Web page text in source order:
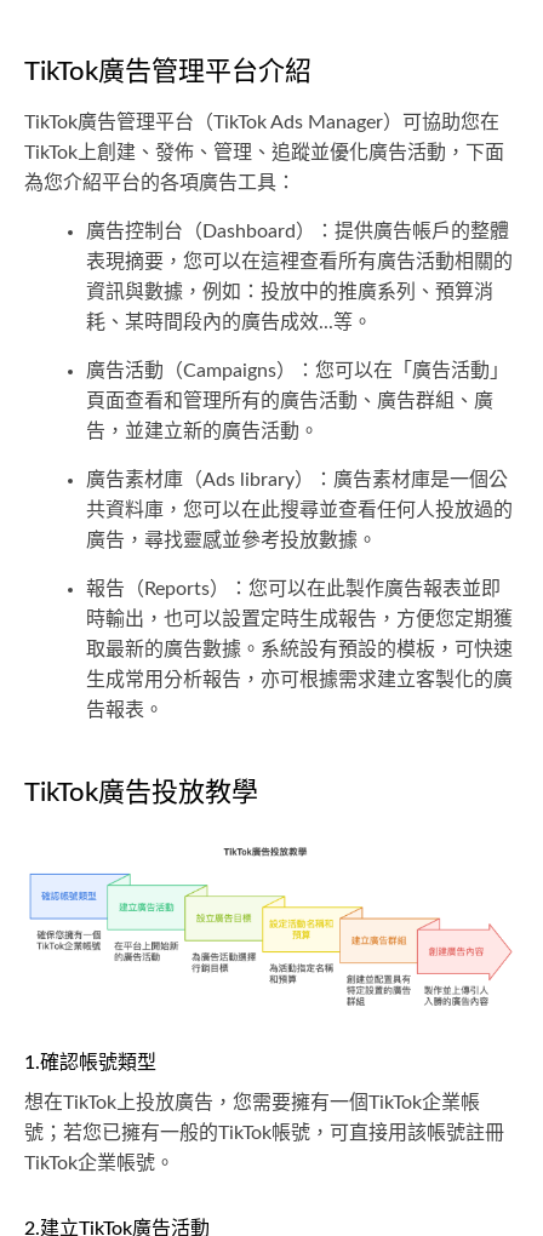
TikTok廣告管理平台介紹
TikTok廣告管理平台（TikTok Ads Manager）可協助您在
TikTok上創建、發佈、管理、追蹤並優化廣告活動，下面
為您介紹平台的各項廣告工具：
廣告控制台（Dashboard）：提供廣告帳戶的整體
表現摘要，您可以在這裡查看所有廣告活動相關的
資訊與數據，例如：投放中的推廣系列、預算消
耗、某時間段內的廣告成效...等。
廣告活動（Campaigns）：您可以在「廣告活動」
頁面查看和管理所有的廣告活動、廣告群組、廣
告，並建立新的廣告活動。
廣告素材庫（Ads library）：廣告素材庫是一個公
共資料庫，您可以在此搜尋並查看任何人投放過的
廣告，尋找靈感並參考投放數據。
報告（Reports）：您可以在此製作廣告報表並即
時輸出，也可以設置定時生成報告，方便您定期獲
取最新的廣告數據。系統設有預設的模板，可快速
生成常用分析報告，亦可根據需求建立客製化的廣
告報表。
TikTok廣告投放教學
1.確認帳號類型
想在TikTok上投放廣告，您需要擁有一個TikTok企業帳
號；若您已擁有一般的TikTok帳號，可直接用該帳號註冊
TikTok企業帳號。
2.建立TikTok廣告活動